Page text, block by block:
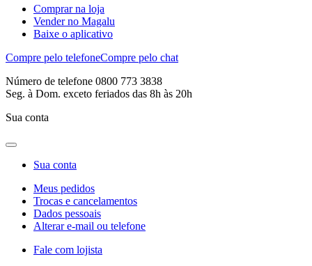
Comprar na loja
Vender no Magalu
Baixe o aplicativo
Compre pelo telefoneCompre pelo chat
Número de telefone 0800 773 3838
Seg. à Dom. exceto feriados das 8h às 20h
Sua conta
Sua conta
Meus pedidos
Trocas e cancelamentos
Dados pessoais
Alterar e-mail ou telefone
Fale com lojista